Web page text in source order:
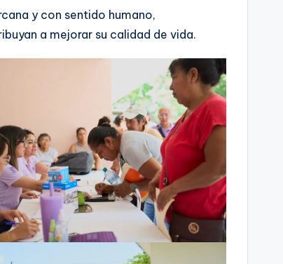
y con sentido humano,
a mejorar su calidad de vida.